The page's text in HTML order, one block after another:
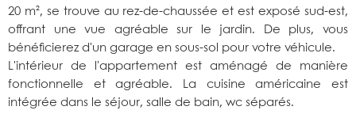
20 m², se trouve au rez-de-chaussée et est exposé sud-est,
offrant une vue agréable sur le jardin. De plus, vous
bénéficierez d'un garage en sous-sol pour votre véhicule.
L'intérieur de l'appartement est aménagé de manière
fonctionnelle et agréable. La cuisine américaine est
intégrée dans le séjour, salle de bain, wc séparés.